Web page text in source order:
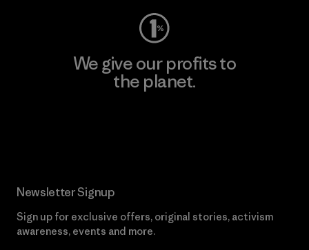
We give our profits to
the planet.
Newsletter Signup
Sign up for exclusive offers, original stories, activism
awareness, events and more.